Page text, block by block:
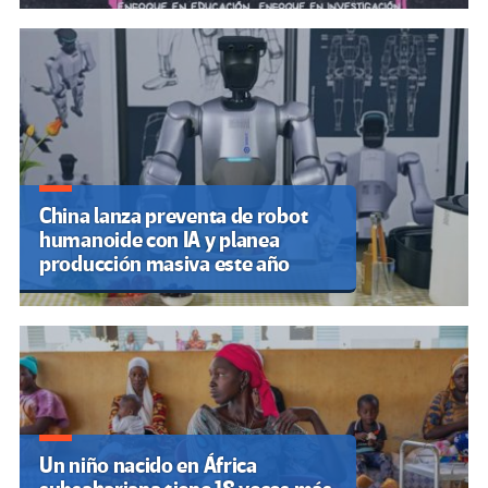
China lanza preventa de robot
humanoide con IA y planea
producción masiva este año
Un niño nacido en África